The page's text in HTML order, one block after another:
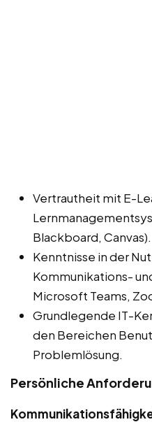
Vertrautheit mit E-
Blackboard, Canvas).
Kenntnisse in der
Kommunikations-
Microsoft Teams,
Grundlegende IT-
den Bereichen
Problemlösung.
Persönliche